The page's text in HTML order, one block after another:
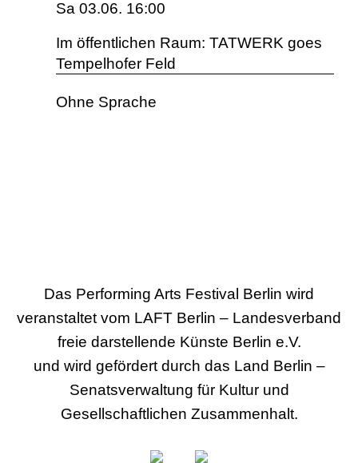
Sa 03.06. 16:00
Im öffentlichen Raum: TATWERK goes
Tempelhofer Feld
Ohne Sprache
Das Performing Arts Festival Berlin wird
veranstaltet vom LAFT Berlin – Landesverband
freie darstellende Künste Berlin e.V.
und wird gefördert durch das Land Berlin –
Senatsverwaltung für Kultur und
Gesellschaftlichen Zusammenhalt.